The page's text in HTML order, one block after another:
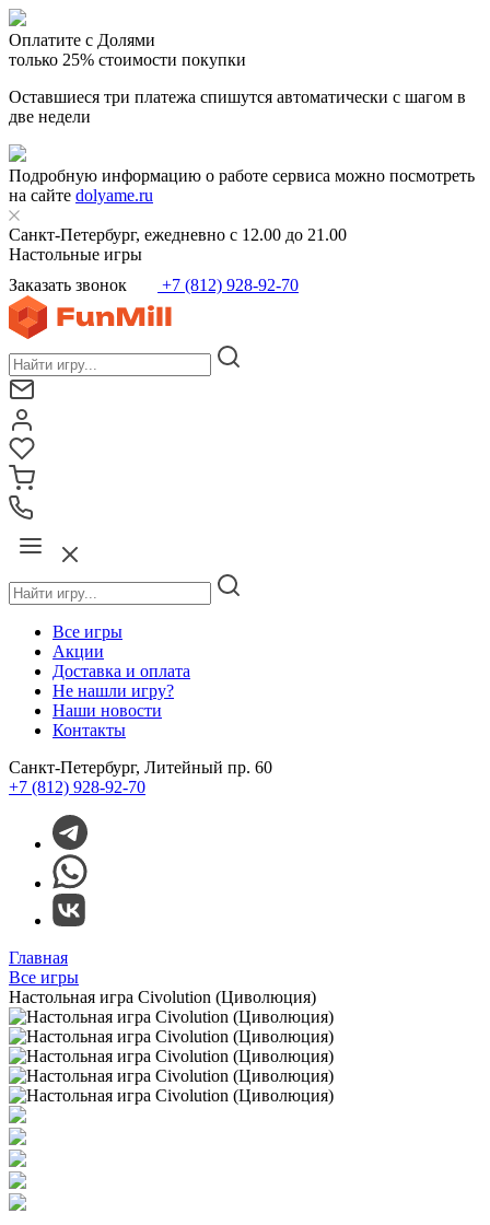
Оплатите с Долями
только 25% стоимости покупки
Оставшиеся три платежа спишутся автоматически с шагом в
две недели
Подробную информацию о работе сервиса можно посмотреть
на сайте dolyame.ru
Санкт-Петербург, ежедневно с 12.00 до 21.00
Настольные игры
Заказать звонок
+7 (812) 928-92-70
Все игры
Акции
Доставка и оплата
Не нашли игру?
Наши новости
Контакты
Санкт-Петербург, Литейный пр. 60
+7 (812) 928-92-70
Главная
Все игры
Настольная игра Civolution (Циволюция)